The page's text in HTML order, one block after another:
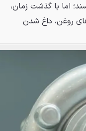
اما با گذشت زمان،
روغن، داغ شدن